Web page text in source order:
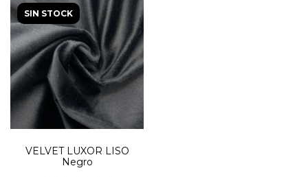
SIN STOCK
VELVET LUXOR LISO
Negro